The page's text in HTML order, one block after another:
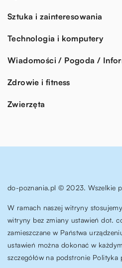
Sztuka i zainteresowania
Technologia i komputery
Wiadomości / Pogoda /
Zdrowie i fitness
Zwierzęta
do-poznania.pl © 2023. Wszelkie
W ramach naszej witryny
witryny bez zmiany ustawień dot.
zamieszczane w Państwa
ustawień można dokonać w
szczegółów na podstronie Polityka